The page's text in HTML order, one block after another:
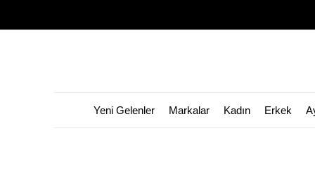
Yeni Gelenler Markalar Kadın Erkek